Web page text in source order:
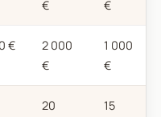
€
€
€
2 000
€
1 000
€
20
15